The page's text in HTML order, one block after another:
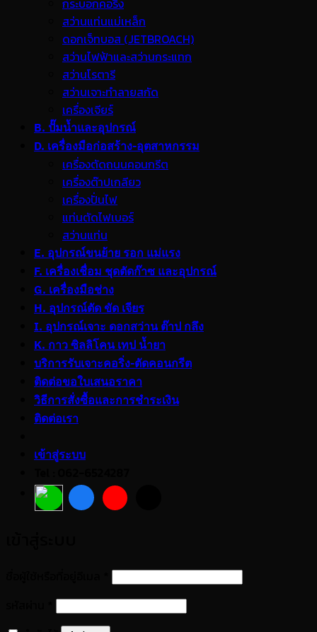
กระบอกคอริ่ง
สว่านแท่นแม่เหล็ก
ดอกเจ็ทบอส (JETBROACH)
สว่านไฟฟ้าและสว่านกระแทก
สว่านโรตารี
สว่านเจาะทำลายสกัด
เครื่องเจียร์
B. ปั๊มน้ำและอุปกรณ์
D. เครื่องมือก่อสร้าง-อุตสาหกรรม
เครื่องตัดถนนคอนกรีต
เครื่องต๊าปเกลียว
เครื่องปั่นไฟ
แท่นตัดไฟเบอร์
สว่านแท่น
E. อุปกรณ์ขนย้าย รอก แม่แรง
F. เครื่องเชื่อม ชุดตัดก๊าซ และอุปกรณ์
G. เครื่องมือช่าง
H. อุปกรณ์ตัด ขัด เจียร
I. อุปกรณ์เจาะ ดอกสว่าน ต๊าป กลึง
K. กาว ซิลลิโคน เทป น้ำยา
บริการรับเจาะคอริ่ง-ตัดคอนกรีต
ติดต่อขอใบเสนอราคา
วิธีการสั่งซื้อและการชำระเงิน
ติดต่อเรา
เข้าสู่ระบบ
ต้องการ
ต้องการ